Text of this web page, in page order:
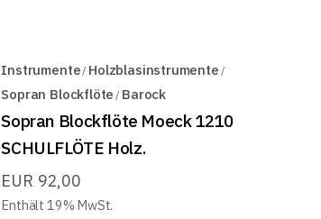
Instrumente Holzblasinstrumente
Sopran Blockflöte Barock
Sopran Blockflöte Moeck 1210
SCHULFLÖTE Holz.
EUR 92,00
Enthält 19% MwSt.